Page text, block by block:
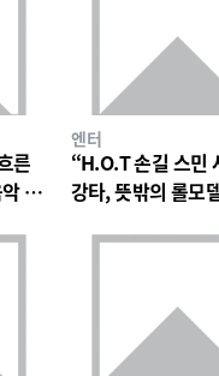
른
팬
엔터
“H.O.T 손길 스
강타, 뜻밖의 롤모